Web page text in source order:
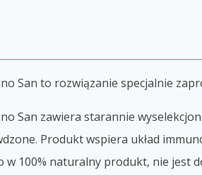
San to rozwiązanie specjalnie
San zawiera starannie
Produkt wspiera układ
w 100% naturalny produkt, nie jest